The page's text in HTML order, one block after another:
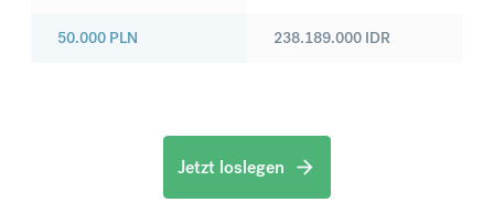
50.000 PLN 238.189.000 IDR
Jetzt loslegen